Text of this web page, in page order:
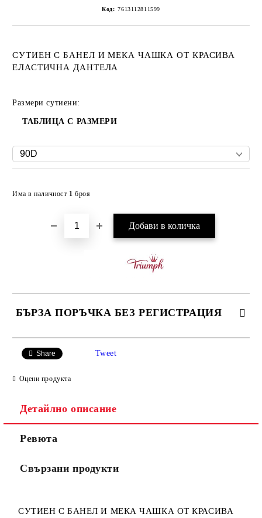
Код: 7613112811599
СУТИЕН С БАНЕЛ И МЕКА ЧАШКА ОТ КРАСИВА
ЕЛАСТИЧНА ДАНТЕЛА
Размери сутиени:
ТАБЛИЦА С РАЗМЕРИ
Има в наличност 1 броя
БЪРЗА ПОРЪЧКА БЕЗ РЕГИСТРАЦИЯ
Share Tweet
Оцени продукта
Детайлно описание
Ревюта
Свързани продукти
СУТИЕН С БАНЕЛ И МЕКА ЧАШКА ОТ КРАСИВА